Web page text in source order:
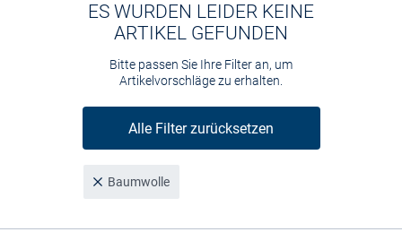
ES WURDEN LEIDER KEINE
ARTIKEL GEFUNDEN
Bitte passen Sie Ihre Filter an, um
Artikelvorschläge zu erhalten.
Alle Filter zurücksetzen
Baumwolle